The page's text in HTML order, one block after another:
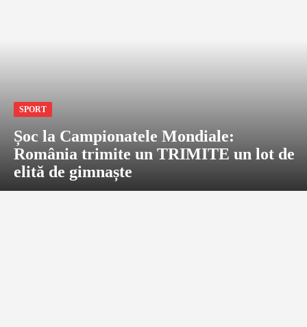
SPORT
Șoc la Campionatele Mondiale:
România trimite un TRIMITE un lot de
elită de gimnaște